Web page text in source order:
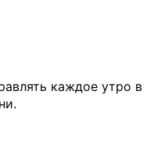
каждое утро в